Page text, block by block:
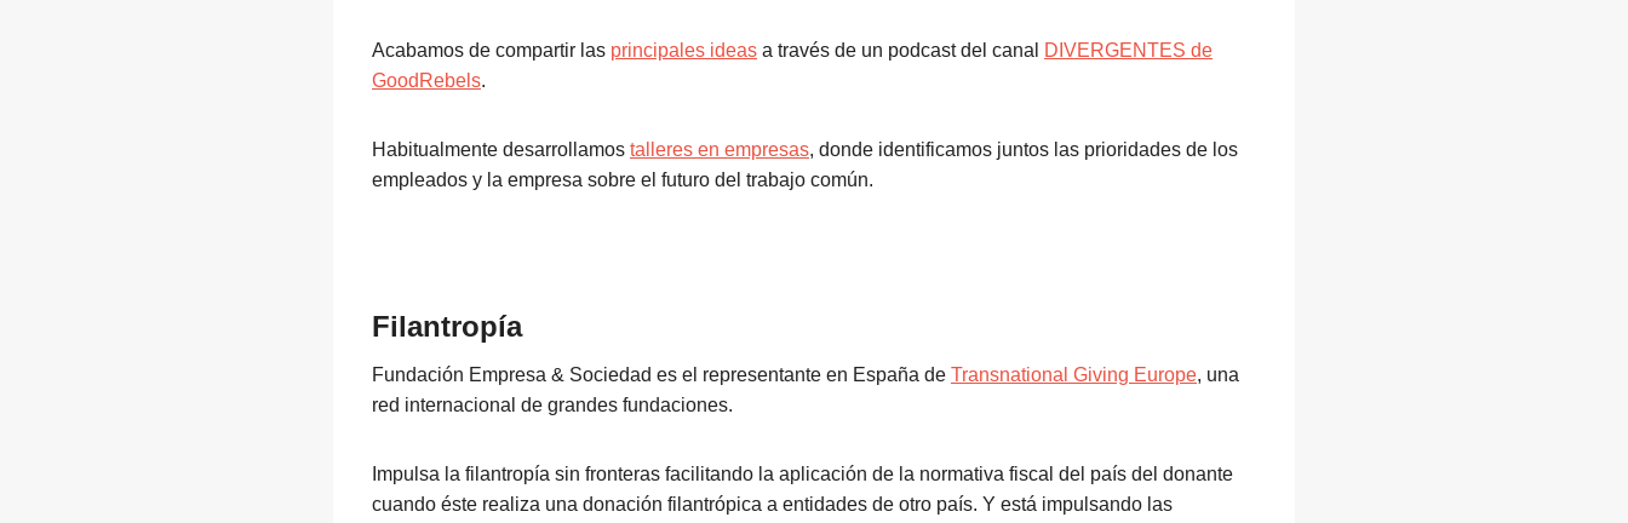
Acabamos de compartir las principales ideas a través de un podcast del canal
DIVERGENTES de
GoodRebels.
Habitualmente desarrollamos talleres en empresas, donde identificamos juntos las prioridades de los
empleados y la empresa sobre el futuro del trabajo común.
Filantropía
Fundación Empresa & Sociedad es el representante en España de Transnational Giving Europe, una
red internacional de grandes fundaciones.
Impulsa la filantropía sin fronteras facilitando la aplicación de la normativa fiscal del país del donante
cuando éste realiza una donación filantrópica a entidades de otro país. Y está impulsando las